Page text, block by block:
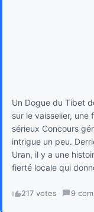
Un Dogue du Tibet
sur le vaisselier, une
sérieux Concours
intrigue un peu.
Uran, il y a une
fierté locale qui
217 votes · 9